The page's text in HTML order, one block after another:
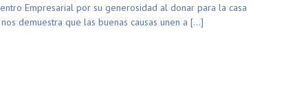
Empresarial por su generosidad al donar para la casa
demuestra que las buenas causas unen a […]